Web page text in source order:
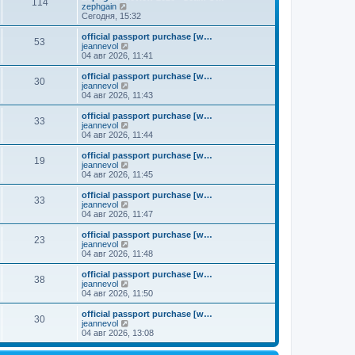
у
с
о
б
щ
е
н
и
н
е
с
о
щ
е
о
с
л
д
н
е
у
с
о
б
щ
е
н
и
114
zephgain
е
р
е
й
и
п
о
с
е
д
н
е
м
у
с
о
о
б
щ
е
н
и
ю
Сегодня, 15:32
53
official passport purchase [w…
jeannevol
е
р
е
й
т
п
о
с
е
н
е
м
с
о
о
щ
е
н
ю
04 авг 2026, 11:41
30
official passport purchase [w…
jeannevol
е
р
е
й
т
п
о
с
е
н
е
м
с
о
о
щ
е
н
ю
04 авг 2026, 11:43
33
official passport purchase [w…
jeannevol
е
р
е
й
т
п
о
с
е
н
е
м
с
о
о
щ
е
н
04 авг 2026, 11:44
19
official passport purchase [w…
jeannevol
е
р
е
й
т
п
о
с
е
н
е
м
с
о
04 авг 2026, 11:45
33
official passport purchase [w…
jeannevol
е
р
е
й
т
п
о
с
е
н
е
04 авг 2026, 11:47
23
official passport purchase [w…
jeannevol
е
р
е
й
т
п
о
с
л
04 авг 2026, 11:48
38
official passport purchase [w…
jeannevol
е
р
е
й
т
к
04 авг 2026, 11:50
30
official passport purchase [w…
jeannevol
е
р
е
04 авг 2026, 13:08